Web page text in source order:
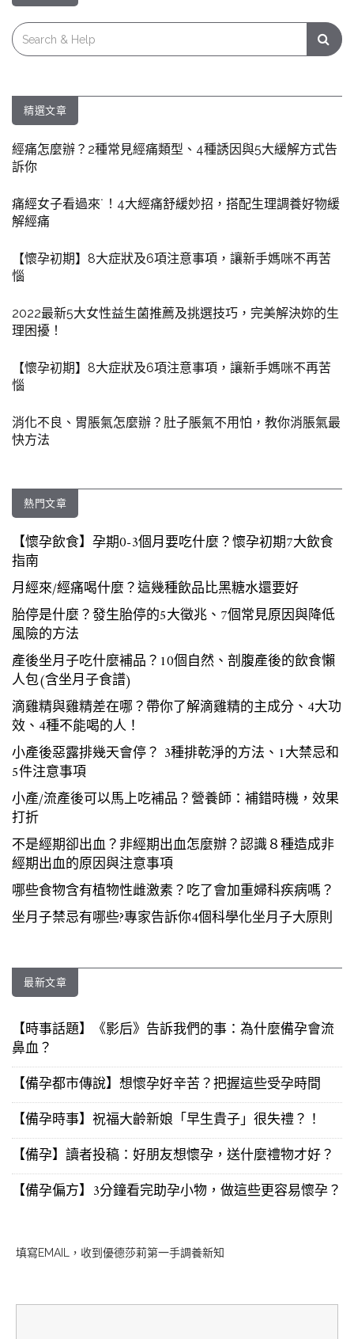
Search
for:
精選文章
經痛怎麼辦？2種常見經痛類型、4種誘因與5大緩解方式告
訴你
痛經女子看過來˙！4大經痛舒緩妙招，搭配生理調養好物緩
解經痛
【懷孕初期】8大症狀及6項注意事項，讓新手媽咪不再苦
惱
2022最新5大女性益生菌推薦及挑選技巧，完美解決妳的生
理困擾！
【懷孕初期】8大症狀及6項注意事項，讓新手媽咪不再苦
惱
消化不良、胃脹氣怎麼辦？肚子脹氣不用怕，教你消脹氣最
快方法
熱門文章
【懷孕飲食】孕期0-3個月要吃什麼？懷孕初期7大飲食
指南
月經來/經痛喝什麼？這幾種飲品比黑糖水還要好
胎停是什麼？發生胎停的5大徵兆、7個常見原因與降低
風險的方法
產後坐月子吃什麼補品？10個自然、剖腹產後的飲食懶
人包(含坐月子食譜)
滴雞精與雞精差在哪？帶你了解滴雞精的主成分、4大功
效、4種不能喝的人！
小產後惡露排幾天會停？ 3種排乾淨的方法、1大禁忌和
5件注意事項
小產/流產後可以馬上吃補品？營養師：補錯時機，效果
打折
不是經期卻出血？非經期出血怎麼辦？認識８種造成非
經期出血的原因與注意事項
哪些食物含有植物性雌激素？吃了會加重婦科疾病嗎？
坐月子禁忌有哪些?專家告訴你4個科學化坐月子大原則
最新文章
【時事話題】《影后》告訴我們的事：為什麼備孕會流
鼻血？
【備孕都市傳說】想懷孕好辛苦？把握這些受孕時間
【備孕時事】祝福大齡新娘「早生貴子」很失禮？！
【備孕】讀者投稿：好朋友想懷孕，送什麼禮物才好？
【備孕偏方】3分鐘看完助孕小物，做這些更容易懷孕？
填寫EMAIL，收到優德莎莉第一手調養新知